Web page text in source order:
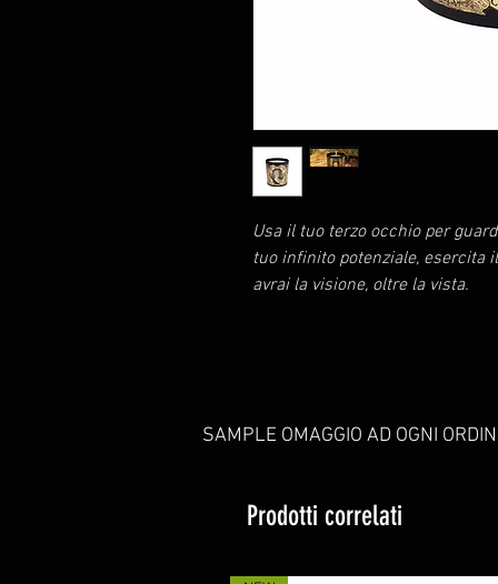
Usa il tuo terzo occhio per
tuo infinito potenziale, esercita
avrai la visione, oltre la vista.
SAMPLE OMAGGIO AD OGNI
Prodotti correlati